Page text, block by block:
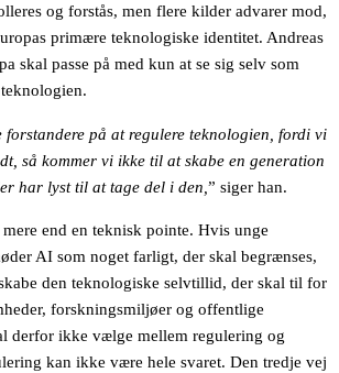
og forstås, men flere kilder advarer mod,
primære teknologiske identitet. Andreas
skal passe på med kun at se sig selv som
på at regulere teknologien, fordi vi
så kommer vi ikke til at skabe en generation
har lyst til at tage del i den, ” siger han.
end en teknisk pointe. Hvis unge
AI som noget farligt, der skal begrænses,
den teknologiske selvtillid, der skal til for
forskningsmiljøer og offentlige
derfor ikke vælge mellem regulering og
kan ikke være hele svaret. Den tredje vej